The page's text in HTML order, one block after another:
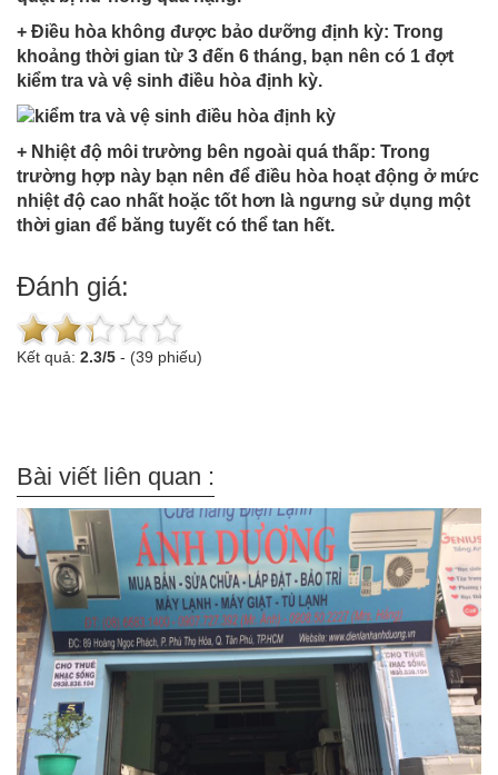
+ Điều hòa không được bảo dưỡng định kỳ: Trong
khoảng thời gian từ 3 đến 6 tháng, bạn nên có 1 đợt
kiểm tra và vệ sinh điều hòa định kỳ.
+ Nhiệt độ môi trường bên ngoài quá thấp: Trong
trường hợp này bạn nên để điều hòa hoạt động ở mức
nhiệt độ cao nhất hoặc tốt hơn là ngưng sử dụng một
thời gian để băng tuyết có thể tan hết.
Đánh giá:
Kết quả: 2.3/5 - (39 phiếu)
Bài viết liên quan :